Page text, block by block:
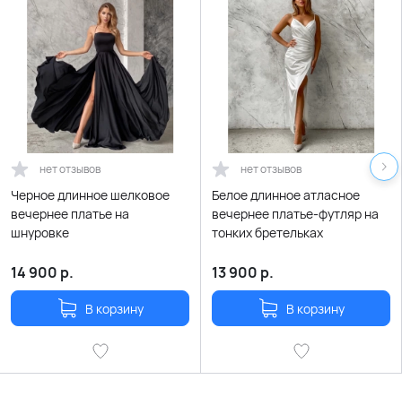
нет отзывов
Черное длинное шелковое
вечернее платье на
шнуровке
14 900 р.
В корзину
нет отзывов
Белое длинное атласное
вечернее платье-футляр на
тонких бретельках
13 900 р.
В корзину